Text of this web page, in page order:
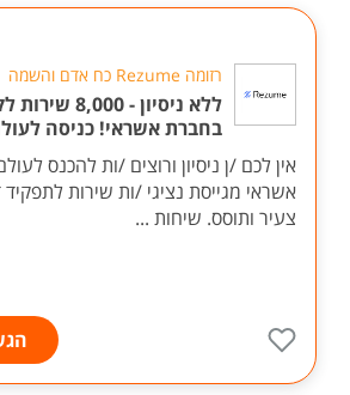
רזומה Rezume כח אדם והשמה
ללא ניסיון - 8,000
בחברת אשראי! כניסה
אין לכם /ן ניסיון ורוצים /ות להכנס
אשראי מגייסת נציגי /ות שירות לתפקיד
צעיר ותוסס. שיחות ...